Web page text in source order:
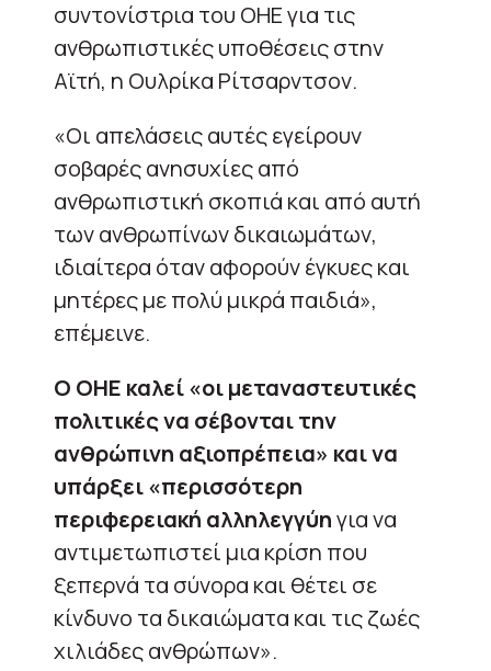
συντονίστρια του ΟΗΕ για τις
ανθρωπιστικές υποθέσεις στην
Αϊτή, η Ουλρίκα Ρίτσαρντσον.
«Οι απελάσεις αυτές εγείρουν
σοβαρές ανησυχίες από
ανθρωπιστική σκοπιά και από αυτή
των ανθρωπίνων δικαιωμάτων,
ιδιαίτερα όταν αφορούν έγκυες και
μητέρες με πολύ μικρά παιδιά»,
επέμεινε.
Ο ΟΗΕ καλεί «οι μεταναστευτικές
πολιτικές να σέβονται την
ανθρώπινη αξιοπρέπεια» και να
υπάρξει «περισσότερη
περιφερειακή αλληλεγγύηγια να
αντιμετωπιστεί μια κρίση που
ξεπερνά τα σύνορα και θέτει σε
κίνδυνο τα δικαιώματα και τις ζωές
χιλιάδες ανθρώπων».